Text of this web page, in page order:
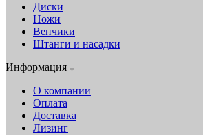
Диски
Ножи
Венчики
Штанги и насадки
Информация
О компании
Оплата
Доставка
Лизинг